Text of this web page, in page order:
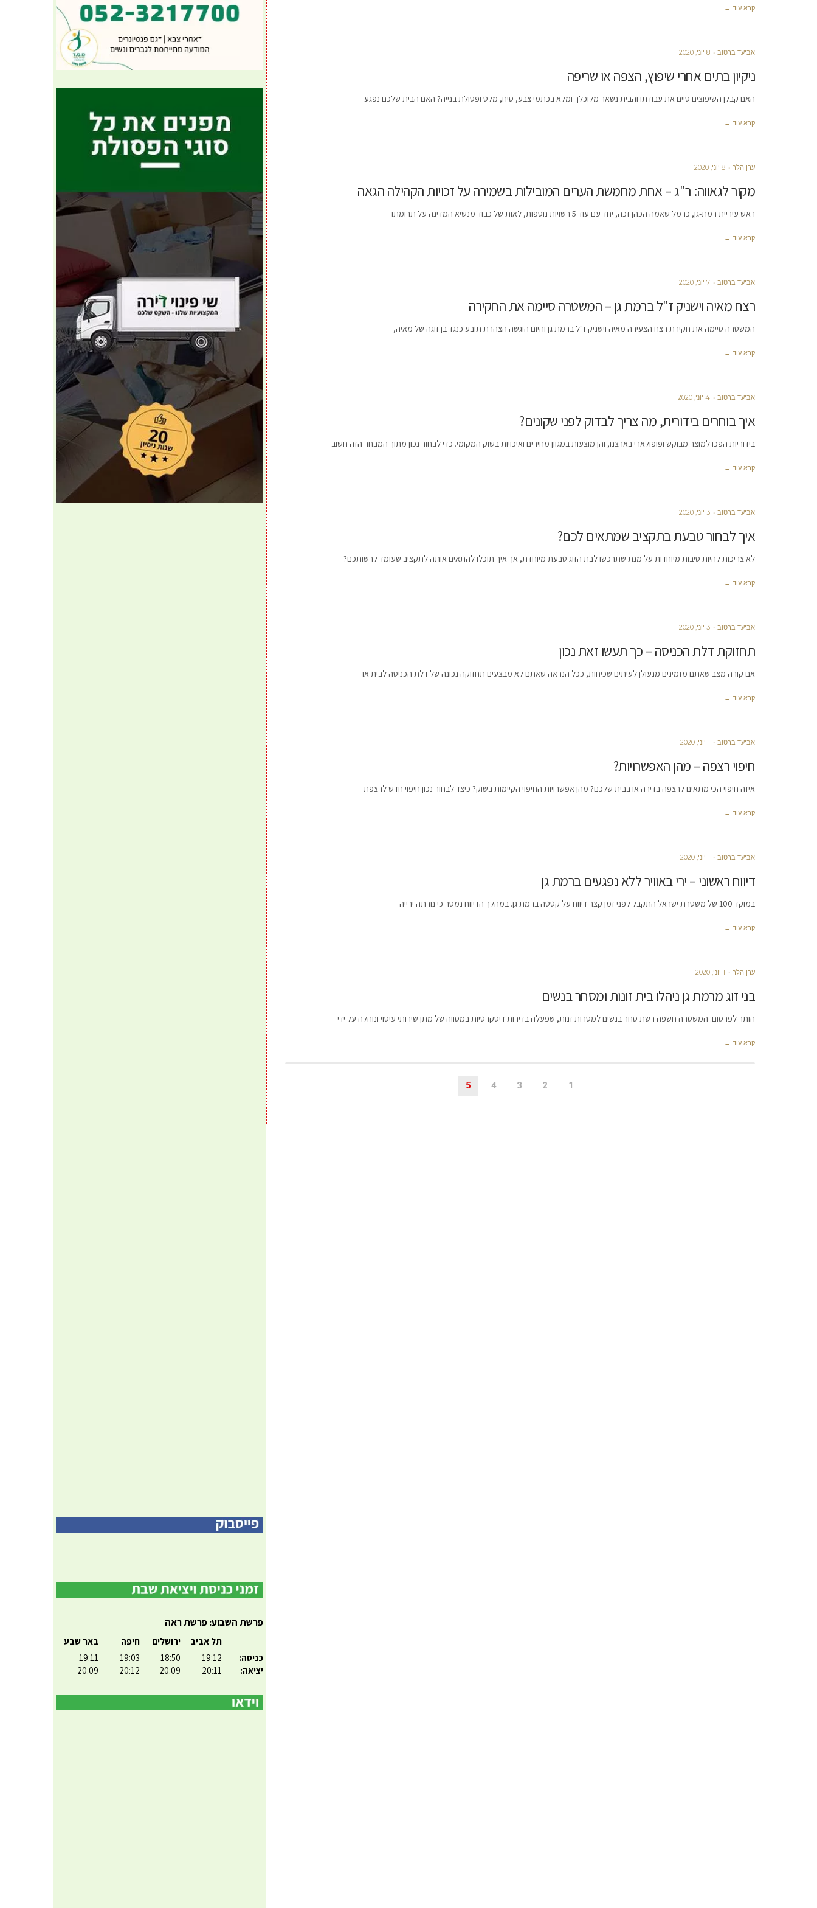
קרא עוד ←
אביעד ברטוב 8 יוני, 2020
ניקיון בתים אחרי שיפוץ, הצפה או שריפה
האם קבלן השיפוצים סיים את עבודתו והבית נשאר מלוכלך ומלא בכתמי צבע, טיח, מלט ופסולת בנייה? האם הבית שלכם נפגע
קרא עוד ←
ערן הלר 8 יוני, 2020
מקור לגאווה: ר"ג – אחת מחמשת הערים המובילות בשמירה על זכויות הקהילה הגאה
ראש עיריית רמת-גן, כרמל שאמה הכהן זכה, יחד עם עוד 5 רשויות נוספות, לאות של כבוד מנשיא המדינה על תרומתו
קרא עוד ←
אביעד ברטוב 7 יוני, 2020
רצח מאיה וישניק ז"ל ברמת גן – המשטרה סיימה את החקירה
המשטרה סיימה את חקירת רצח הצעירה מאיה וישניק ז"ל ברמת גן והיום הוגשה הצהרת תובע כנגד בן זוגה של מאיה,
קרא עוד ←
אביעד ברטוב 4 יוני, 2020
איך בוחרים בידורית, מה צריך לבדוק לפני שקונים?
בידוריות הפכו למוצר מבוקש ופופולארי בארצנו, והן מוצעות במגוון מחירים ואיכויות בשוק המקומי. כדי לבחור נכון מתוך המבחר הזה חשוב
קרא עוד ←
אביעד ברטוב 3 יוני, 2020
איך לבחור טבעת בתקציב שמתאים לכם?
לא צריכות להיות סיבות מיוחדות על מנת שתרכשו לבת הזוג טבעת מיוחדת, אך איך תוכלו להתאים אותה לתקציב שעומד לרשותכם?
קרא עוד ←
אביעד ברטוב 3 יוני, 2020
תחזוקת דלת הכניסה – כך תעשו זאת נכון
אם קורה מצב שאתם מזמינים מנעולן לעיתים שכיחות, ככל הנראה שאתם לא מבצעים תחזוקה נכונה של דלת הכניסה לבית או
קרא עוד ←
אביעד ברטוב 1 יוני, 2020
חיפוי רצפה – מהן האפשרויות?
איזה חיפוי הכי מתאים לרצפה בדירה או בבית שלכם? מהן אפשרויות החיפוי הקיימות בשוק? כיצד לבחור נכון חיפוי חדש לרצפת
קרא עוד ←
אביעד ברטוב 1 יוני, 2020
דיווח ראשוני – ירי באוויר ללא נפגעים ברמת גן
במוקד 100 של משטרת ישראל התקבל לפני זמן קצר דיווח על קטטה ברמת גן. במהלך הדיווח נמסר כי נורתה ירייה
קרא עוד ←
ערן הלר 1 יוני, 2020
בני זוג מרמת גן ניהלו בית זונות ומסחר בנשים
הותר לפרסום: המשטרה חשפה רשת סחר בנשים למטרות זנות, שפעלה בדירות דיסקרטיות במסווה של מתן שירותי עיסוי ונוהלה על ידי
קרא עוד ←
1
2
3
4
5
פרשת השבוע: פרשת ראה
כניסה:
יציאה:
תל אביב
19:12
20:11
ירושלים
18:50
20:09
חיפה
19:03
20:12
באר שבע
19:11
20:09